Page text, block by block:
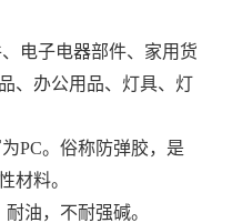
电子电器部件、家用货
、办公用品、灯具、灯
PC。俗称防弹胶，是
材料。
油，不耐强碱。